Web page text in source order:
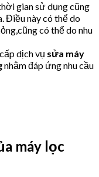
gian sử dụng cũng
Điều này có thể do
có thể do nhu
dịch vụ sửa máy
nhằm đáp ứng nhu cầu
máy lọc